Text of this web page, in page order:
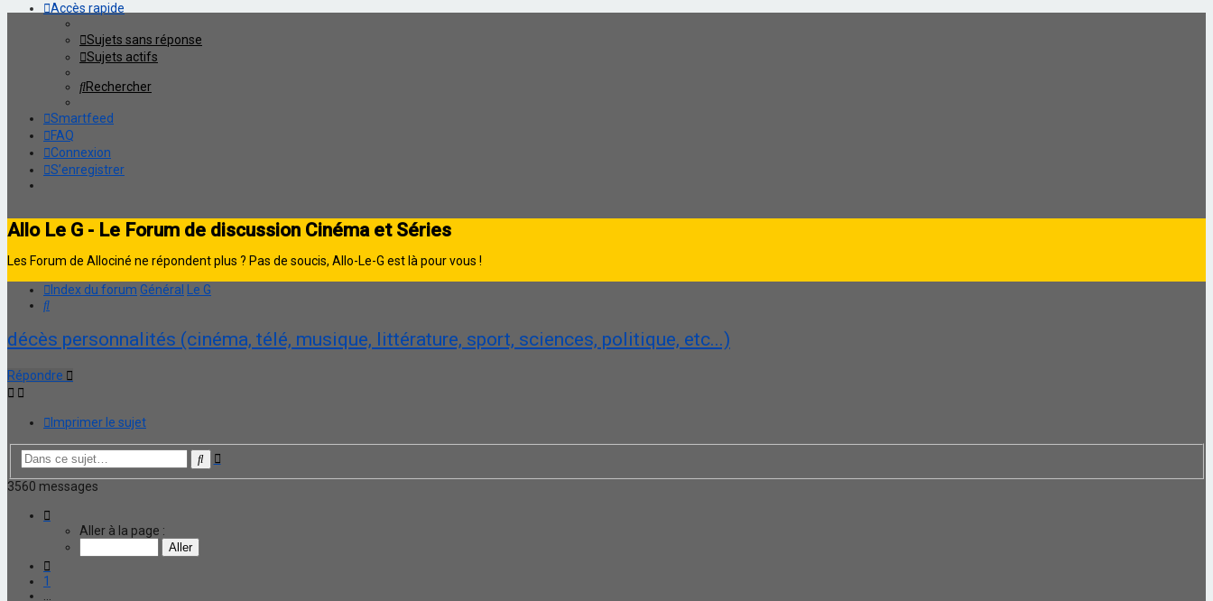
Accès rapide
Sujets sans réponse
Sujets actifs
Rechercher
Smartfeed
FAQ
Connexion
S’enregistrer
Allo Le G - Le Forum de discussion Cinéma et Séries
Les Forum de Allociné ne répondent plus ? Pas de soucis, Allo-Le-G est là pour vous !
Index du forum Général
Le G
Rechercher
décès personnalités (cinéma, télé, musique, littérature, sport, sciences, politique, etc...)
Répondre
Imprimer le sujet
Rechercher
Recherche
3560 messages
56
Aller à la page :
1